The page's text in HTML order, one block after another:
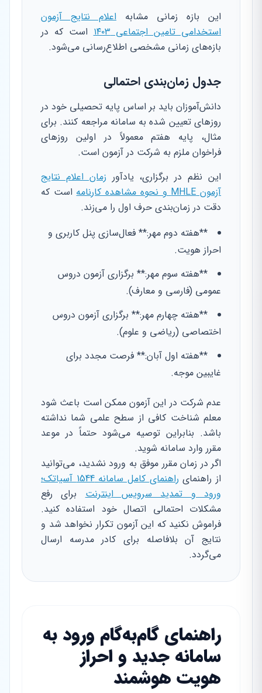
این بازه زمانی مشابه اعلام نتایج آزمون
استخدامی تامین اجتماعی ۱۴۰۳
است که در
بازه‌های زمانی مشخصی اطلاع‌رسانی می‌شود.
جدول زمان‌بندی احتمالی
دانش‌آموزان باید بر اساس پایه تحصیلی خود در
روزهای تعیین شده به سامانه مراجعه کنند. برای
مثال، پایه هفتم معمولاً در اولین روزهای
فراخوان ملزم به شرکت در آزمون است.
این نظم در برگزاری، یادآور زمان اعلام نتایج
آزمون MHLE و نحوه مشاهده کارنامه
است که
دقت در زمان‌بندی حرف اول را می‌زند.
**هفته دوم مهر:** فعال‌سازی پنل کاربری و
احراز هویت.
**هفته سوم مهر:** برگزاری آزمون دروس
عمومی (فارسی و معارف).
**هفته چهارم مهر:** برگزاری آزمون دروس
اختصاصی (ریاضی و علوم).
**هفته اول آبان:** فرصت مجدد برای
غایبین موجه.
عدم شرکت در این آزمون ممکن است باعث شود
معلم شناخت کافی از سطح علمی شما نداشته
باشد. بنابراین توصیه می‌شود حتماً در موعد
مقرر وارد سامانه شوید.
اگر در زمان مقرر موفق به ورود نشدید، می‌توانید
از راهنمای
راهنمای کامل سامانه 1544 آسیاتک؛
ورود و تمدید سرویس اینترنتبرای رفع
مشکلات احتمالی اتصال خود استفاده کنید.
فراموش نکنید که این آزمون تکرار نخواهد شد و
نتایج آن بلافاصله برای کادر مدرسه ارسال
می‌گردد.
راهنمای گام‌به‌گام ورود به
سامانه جدید و احراز
هویت هوشمند